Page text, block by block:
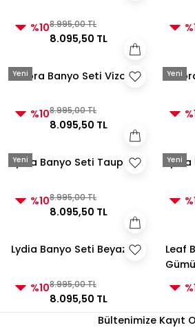
%108.995,00 TL
8.095,50 TL
Yeni
Velora Banyo Seti Vizon
%108.995,00 TL
8.095,50 TL
Yeni
Yeni
Lydia Banyo Seti Taupe
%108.995,00 TL
8.095,50 TL
Yeni
Lydia Banyo Seti Beyaz
%108.995,00 TL
8.095,50 TL
Leaf
Bültenimize Kayıt